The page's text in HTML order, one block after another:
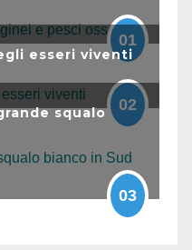
01
esseri viventi
02
squalo
03